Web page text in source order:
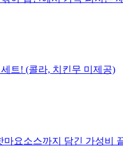
트! (콜라, 치킨무 미제공)
요소스까지 담긴 가성비